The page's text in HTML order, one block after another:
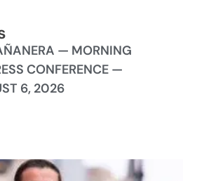
— MORNING
CONFERENCE —
6, 2026